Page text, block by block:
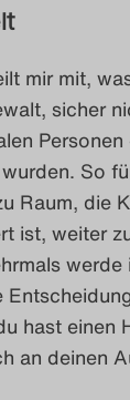
mir mit,
sicher
So
Raum, die
ist, weiter
hast einen
an deinen